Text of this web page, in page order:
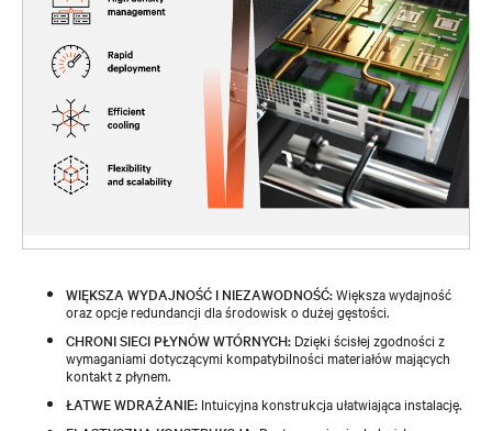
WIĘKSZA WYDAJNOŚĆ I NIEZAWODNOŚĆ:Większa wydajność
oraz opcje redundancji dla środowisk o dużej gęstości.
CHRONI SIECI PŁYNÓW WTÓRNYCH: Dzięki ścisłej zgodności z
wymaganiami dotyczącymi kompatybilności materiałów mających
kontakt z płynem.
ŁATWE WDRAŻANIE: Intuicyjna konstrukcja ułatwiająca instalację.